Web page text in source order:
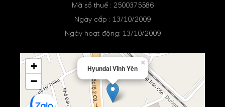
Mã số thuế : 2500375586
Ngày cấp : 13/10/2009
Ngày hoạt động: 13/10/2009
Hyundai Vĩnh Yên
×
+
−